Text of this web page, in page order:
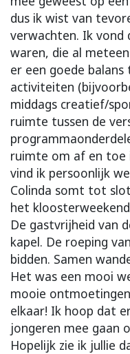
dus ik wist van
verwachten. Ik
waren, die al
er een goede balans
activiteiten
middags creatief/
ruimte tussen de
ruimte om af en toe
vind ik persoonlijk
Colinda somt tot
het
De gastvrijheid van
kapel. De roeping
bidden. Samen
Het was een mooi
mooie
elkaar! Ik hoop dat
jongeren mee gaan
Hopelijk zie ik jullie